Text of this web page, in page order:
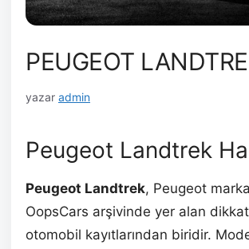
PEUGEOT
yazar admin
Peugeot Landtrek
Peugeot Landtrek, Peugeot
OopsCars arşivinde yer alan
otomobil kayıtlarından biridir.